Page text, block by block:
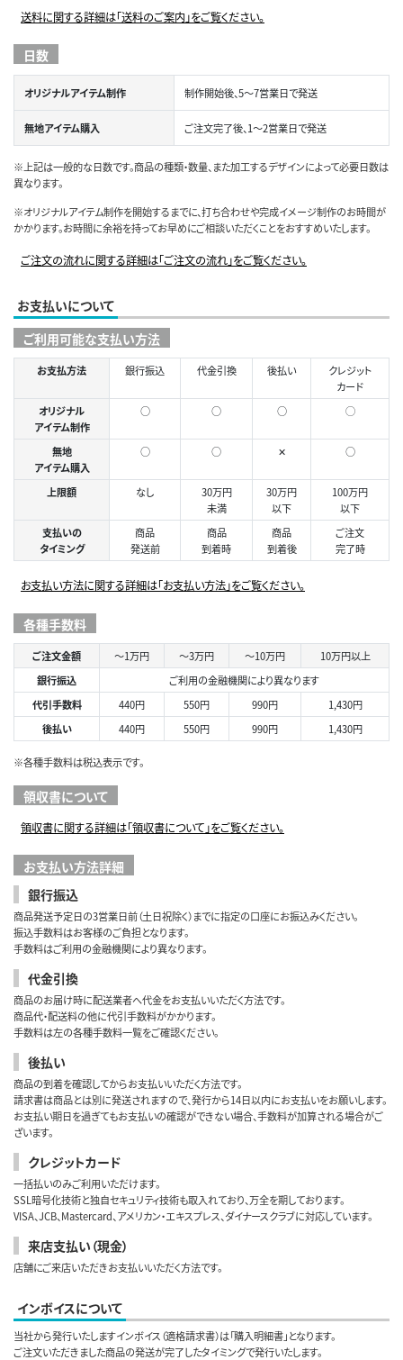
送料に関する詳細は「送料のご案内」をご覧ください。
日数
オリジナルアイテム制作 制作開始後、5～7営業日で発送
無地アイテム購入 ご注文完了後、1～2営業日で発送
※上記は一般的な日数です。商品の種類・数量、また加工するデザインによって必要日数は
異なります。
※オリジナルアイテム制作を開始するまでに、打ち合わせや完成イメージ制作のお時間が
かかります。お時間に余裕を持ってお早めにご相談いただくことをおすすめいたします。
ご注文の流れに関する詳細は「ご注文の流れ」をご覧ください。
お支払いについて
ご利用可能な支払い方法
お支払方法 銀行振込 代金引換 後払い
クレジット
カード
オリジナル
アイテム制作
○ ○ ○ ◯
無地
アイテム購入
○ ○ ✕ ○
上限額 なし
30万円
未満
30万円
以下
100万円
以下
支払いの
タイミング
商品
発送前
商品
到着時
商品
到着後
ご注文
完了時
お支払い方法に関する詳細は「お支払い方法」をご覧ください。
各種手数料
ご注文金額 ～1万円 ～3万円 ～10万円
10万円以上
銀行振込
ご利用の金融機関により異なります
代引手数料
440円 550円 990円
1,430円
後払い
440円 550円 990円 1,430円
※各種手数料は税込表示です。
領収書について
領収書に関する詳細は「領収書について」をご覧ください。
お支払い方法詳細
銀行振込
商品発送予定日の3営業日前（土日祝除く）までに指定の口座にお振込みください。
振込手数料はお客様のご負担となります。
手数料はご利用の金融機関により異なります。
代金引換
商品のお届け時に配送業者へ代金をお支払いいただく方法です。
商品代・配送料の他に代引手数料がかかります。
手数料は左の各種手数料一覧をご確認ください。
後払い
商品の到着を確認してからお支払いいただく方法です。
請求書は商品とは別に発送されますので、発行から14日以内にお支払いをお願いします。
お支払い期日を過ぎてもお支払いの確認ができない場合、手数料が加算される場合がご
ざいます。
クレジットカード
一括払いのみご利用いただけます。
SSL暗号化技術と独自セキュリティ技術も取入れており、万全を期しております。
VISA、JCB、Mastercard、アメリカン・エキスプレス、ダイナースクラブに対応しています。
来店支払い（現金）
店舗にご来店いただきお支払いいただく方法です。
インボイスについて
当社から発行いたしますインボイス（適格請求書）は「購入明細書」となります。
ご注文いただきました商品の発送が完了したタイミングで発行いたします。